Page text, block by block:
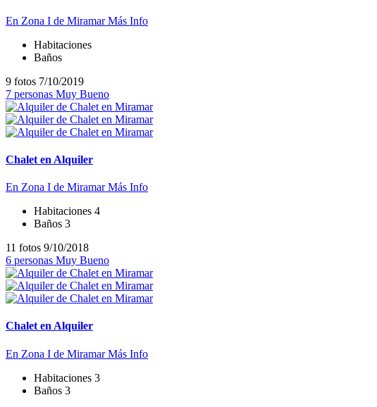
En Zona I de MiramarMás Info
Habitaciones
Baños
9 fotos 7/10/2019
7 personas Muy Bueno
Chalet en Alquiler
En Zona I de MiramarMás Info
Habitaciones 4
Baños 3
11 fotos 9/10/2018
6 personas Muy Bueno
Chalet en Alquiler
En Zona I de MiramarMás Info
Habitaciones 3
Baños 3